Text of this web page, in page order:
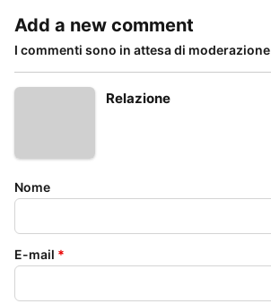
Add a new comment
I commenti sono in attesa di moderazione
Relazione
Nome
E-mail *